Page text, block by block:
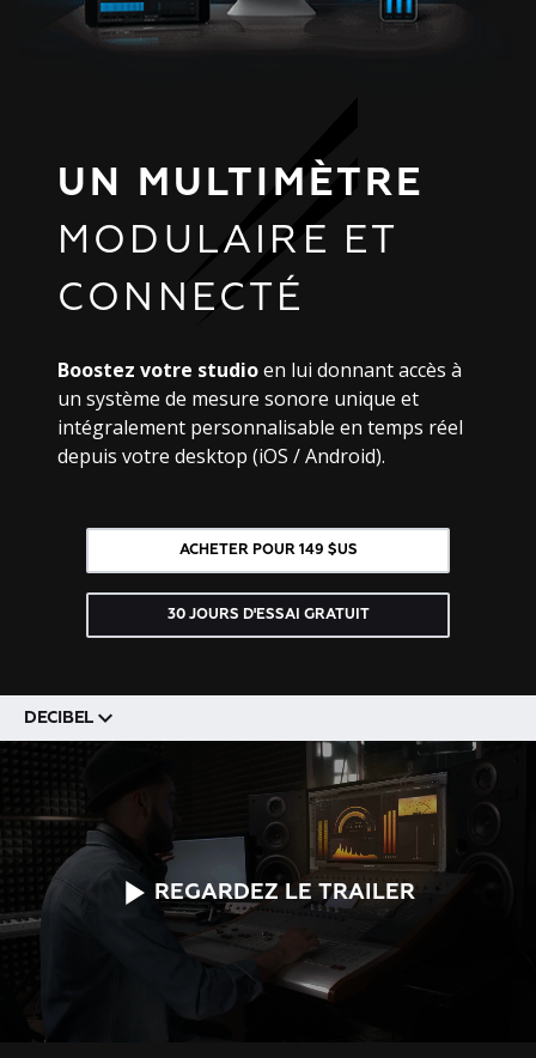
UN MULTIMÈTRE
MODULAIRE ET
CONNECTÉ
Boostez votre studioen lui donnant accès à
un système de mesure sonore unique et
intégralement personnalisable en temps réel
depuis votre desktop (iOS / Android).
ACHETER POUR 149 $US
30 JOURS D'ESSAI GRATUIT
DECIBEL
REGARDEZ LE TRAILER